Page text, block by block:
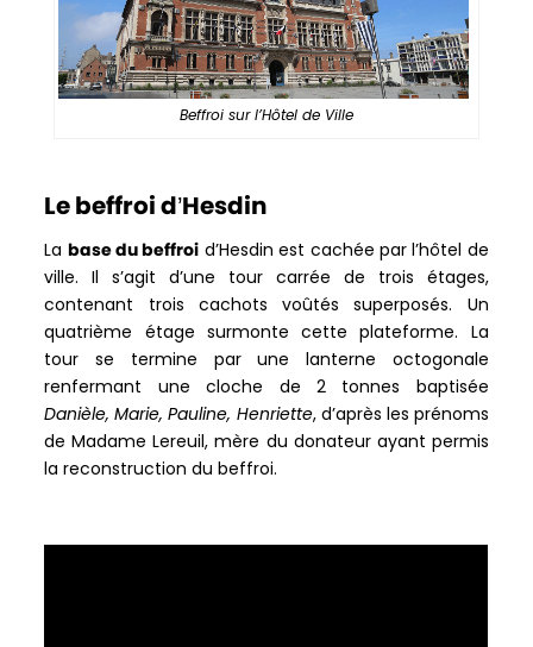
Beffroi sur l’Hôtel de Ville
Le beffroi d’Hesdin
La base du beffroi d’Hesdin est cachée par l’hôtel de
ville. Il s’agit d’une tour carrée de trois étages,
contenant trois cachots voûtés superposés. Un
quatrième étage surmonte cette plateforme. La
tour se termine par une lanterne octogonale
renfermant une cloche de 2 tonnes baptisée
Danièle, Marie, Pauline, Henriette, d’après les prénoms
de Madame Lereuil, mère du donateur ayant permis
la reconstruction du beffroi.